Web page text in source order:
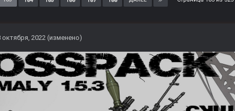
октября, 2022(изменено)